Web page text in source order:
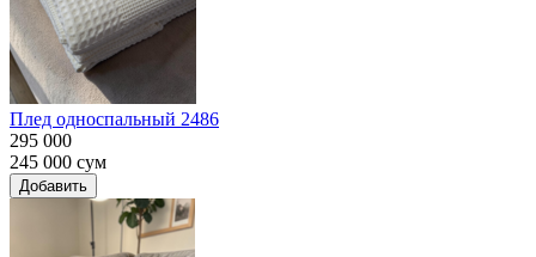
Плед односпальный 2486
295 000
245 000 сум
Добавить